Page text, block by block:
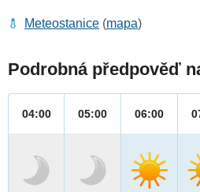
Meteostanice (mapa)
Podrobná předpověď
04:00 05:00 06:00